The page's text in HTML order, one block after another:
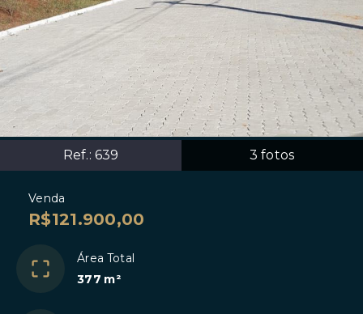
Ref.: 639 3 fotos
Venda
R$121.900,00
Área Total
377 m²